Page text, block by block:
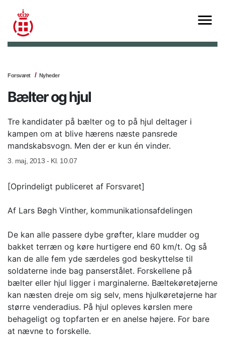
Forsvaret Nyheder
Bælter og hjul
Tre kandidater på bælter og to på hjul deltager i
kampen om at blive hærens næste pansrede
mandskabsvogn. Men der er kun én vinder.
3. maj, 2013 - Kl. 10.07
[Oprindeligt publiceret af Forsvaret]
Af Lars Bøgh Vinther, kommunikationsafdelingen
De kan alle passere dybe grøfter, klare mudder og
bakket terræn og køre hurtigere end 60 km/t. Og så
kan de alle fem yde særdeles god beskyttelse til
soldaterne inde bag panserstålet. Forskellene på
bælter eller hjul ligger i marginalerne. Bæltekøretøjerne
kan næsten dreje om sig selv, mens hjulkøretøjerne har
større venderadius. På hjul opleves kørslen mere
behageligt og topfarten er en anelse højere. For bare
at nævne to forskelle.